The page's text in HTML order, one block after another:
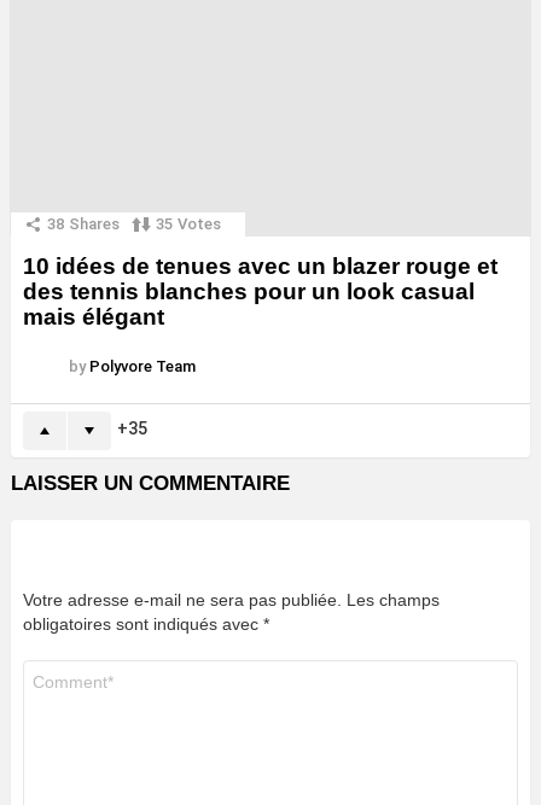
38 Shares 35 Votes
10 idées de tenues avec un blazer rouge et
des tennis blanches pour un look casual
mais élégant
by Polyvore Team
35
LAISSER UN COMMENTAIRE
Votre adresse e-mail ne sera pas publiée. Les champs
obligatoires sont indiqués avec *